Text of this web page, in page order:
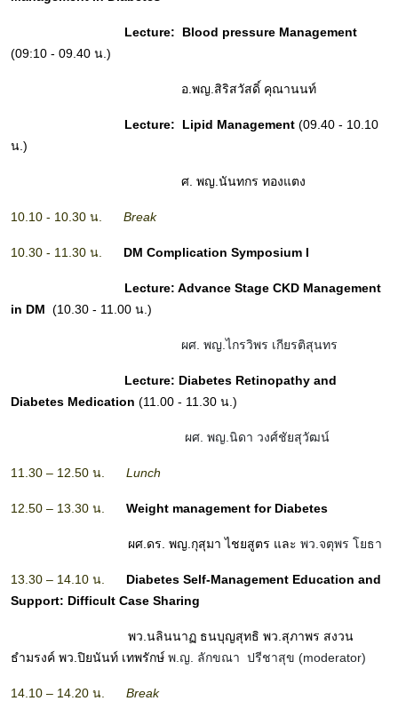
Lecture: Blood pressure Management
(09:10 - 09.40 น.)
อ.พญ.สิริสวัสดิ์ คุณานนท์
Lecture: Lipid Management (09.40 - 10.10
น.)
ศ. พญ.นันทกร ทองแตง
10.10 - 10.30 น. Break
10.30 - 11.30 น. DM Complication Symposium I
Lecture: Advance Stage CKD Management
in DM (10.30 - 11.00 น.)
ผศ. พญ.ไกรวิพร เกียรติสุนทร
Lecture: Diabetes Retinopathy and
Diabetes Medication (11.00 - 11.30 น.)
ผศ. พญ.นิดา วงศ์ชัยสุวัฒน์
11.30 – 12.50 น. Lunch
12.50 – 13.30 น. Weight management for Diabetes
ผศ.ดร. พญ.กุสุมา ไชยสูตร และ พว.จตุพร โยธา
13.30 – 14.10 น.
Diabetes Self-Management Education and
Support: Difficult Case Sharing
พว.นลินนาฏ ธนบุญสุทธิ พว.สุภาพร สงวน
ธำมรงค์ พว.ปิยนันท์ เทพรักษ์ พ.ญ. ลักขณา ปรีชาสุข (moderator)
14.10 – 14.20 น. Break